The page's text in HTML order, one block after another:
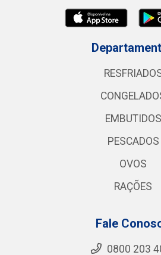
EMBUTIDOS
PESCADOS
OVOS
RAÇÕES
Fale
0800 203